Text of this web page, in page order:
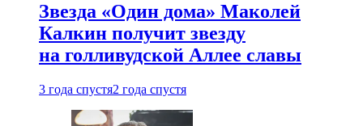
Звезда «Один дома» Маколей
Калкин получит звезду
на голливудской Аллее славы
3 года спустя2 года спустя